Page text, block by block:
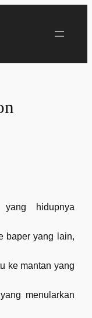
hidupnya
baper yang lain,
ke mantan yang
menularkan